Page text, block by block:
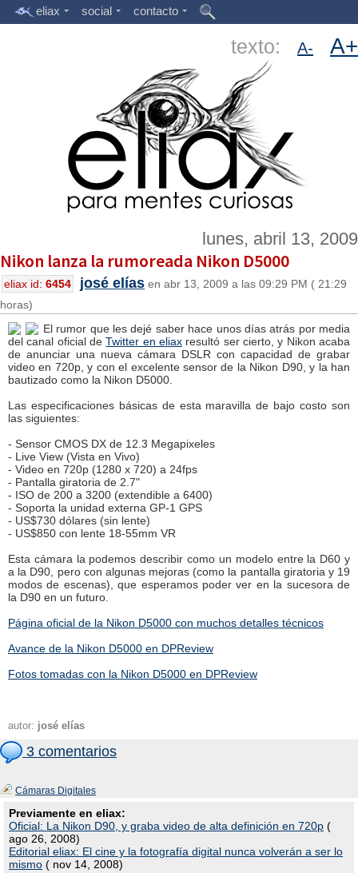
eliax social contacto
texto: A- A+
lunes, abril 13, 2009
Nikon lanza la rumoreada Nikon D5000
eliax id: 6454 josé elías en abr 13, 2009 a las 09:29 PM ( 21:29
horas)
El rumor que les dejé saber hace unos días atrás por media
del canal oficial deTwitter en eliax resultó ser cierto, y Nikon acaba
de anunciar una nueva cámara DSLR con capacidad de grabar
video en 720p, y con el excelente sensor de la Nikon D90, y la han
bautizado como la Nikon D5000.
Las especificaciones básicas de esta maravilla de bajo costo son
las siguientes:
- Sensor CMOS DX de 12.3 Megapixeles
- Live View (Vista en Vivo)
- Video en 720p (1280 x 720) a 24fps
- Pantalla giratoria de 2.7"
- ISO de 200 a 3200 (extendible a 6400)
- Soporta la unidad externa GP-1 GPS
- US$730 dólares (sin lente)
- US$850 con lente 18-55mm VR
Esta cámara la podemos describir como un modelo entre la D60 y
a la D90, pero con algunas mejoras (como la pantalla giratoria y 19
modos de escenas), que esperamos poder ver en la sucesora de
la D90 en un futuro.
Página oficial de la Nikon D5000 con muchos detalles técnicos
Avance de la Nikon D5000 en DPReview
Fotos tomadas con la Nikon D5000 en DPReview
autor: josé elías
3 comentarios
Cámaras Digitales
Previamente en eliax:
Oficial: La Nikon D90, y graba video de alta definición en 720p (
ago 26, 2008)
Editorial eliax: El cine y la fotografía digital nunca volverán a ser lo
mismo ( nov 14, 2008)